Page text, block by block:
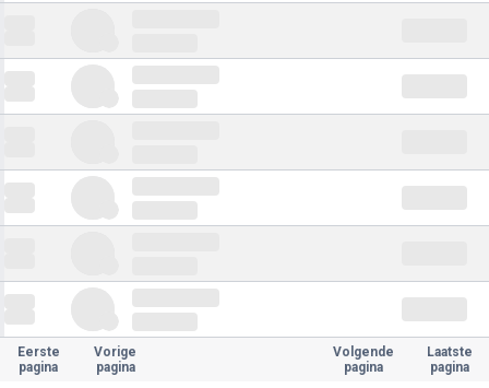
Eerste
pagina
Vorige
pagina
Volgende
pagina
Laatste
pagina